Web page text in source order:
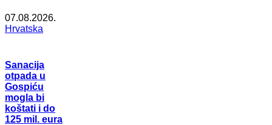
07.08.2026.
Hrvatska
Sanacija
otpada u
Gospiću
mogla bi
koštati i do
125 mil. eura